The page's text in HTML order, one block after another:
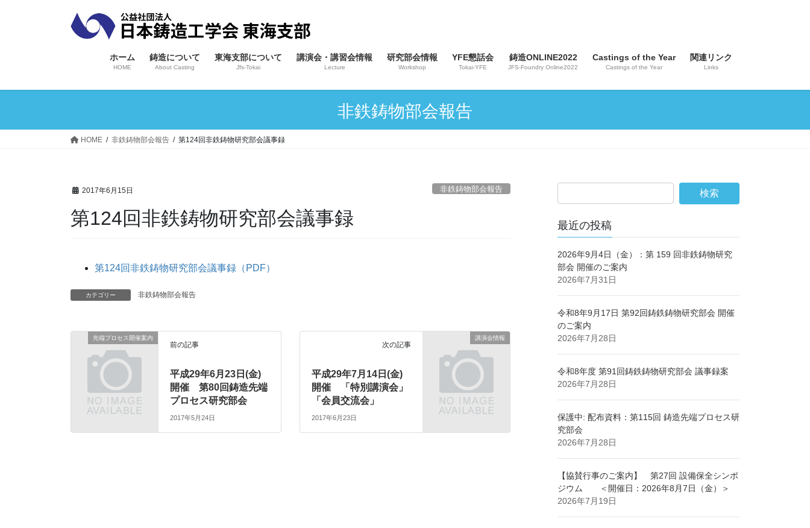
ス
ン
ホーム
HOME
鋳造について
About Casting
東海支部について
Jfs-Tokai
講演会・講習会情報
Lecture
研究部会情報
Workshop
YFE懇話会
Tokai-YFE
鋳造ONLINE2022
JFS-Foundry Online2022
Castings of the Year
Castings of the Year
関連リンク
Links
非鉄鋳物部会報告
HOME 非鉄鋳物部会報告 第124回非鉄鋳物研究部会議事録
2017年6月15日 非鉄鋳物部会報告
第124回非鉄鋳物研究部会議事録
第124回非鉄鋳物研究部会議事録（PDF）
カテゴリー 非鉄鋳物部会報告
先端プロセス開催案内
前の記事
平成29年6月23日(金)
開催 第80回鋳造先端
プロセス研究部会
2017年5月24日
講演会情報
次の記事
平成29年7月14日(金)
開催 「特別講演会」
「会員交流会」
2017年6月23日
最近の投稿
2026年9月4日（金）：第 159 回非鉄鋳物研究
部会 開催のご案内
2026年7月31日
令和8年9月17日 第92回鋳鉄鋳物研究部会 開催
のご案内
2026年7月28日
令和8年度 第91回鋳鉄鋳物研究部会 議事録案
2026年7月28日
保護中: 配布資料：第115回 鋳造先端プロセス研
究部会
2026年7月28日
【協賛行事のご案内】 第27回 設備保全シンポ
ジウム ＜開催日：2026年8月7日（金）＞
2026年7月19日